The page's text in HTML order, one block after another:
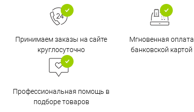
Принимаем заказы на сайте
круглосуточно
Мгновенная оплата
банковской картой
Профессиональная помощь в
подборе товаров